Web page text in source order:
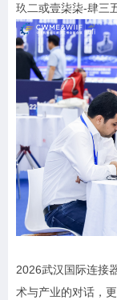
玖二或壹柒柒-肆三
2026武汉国际连接
术与产业的对话，